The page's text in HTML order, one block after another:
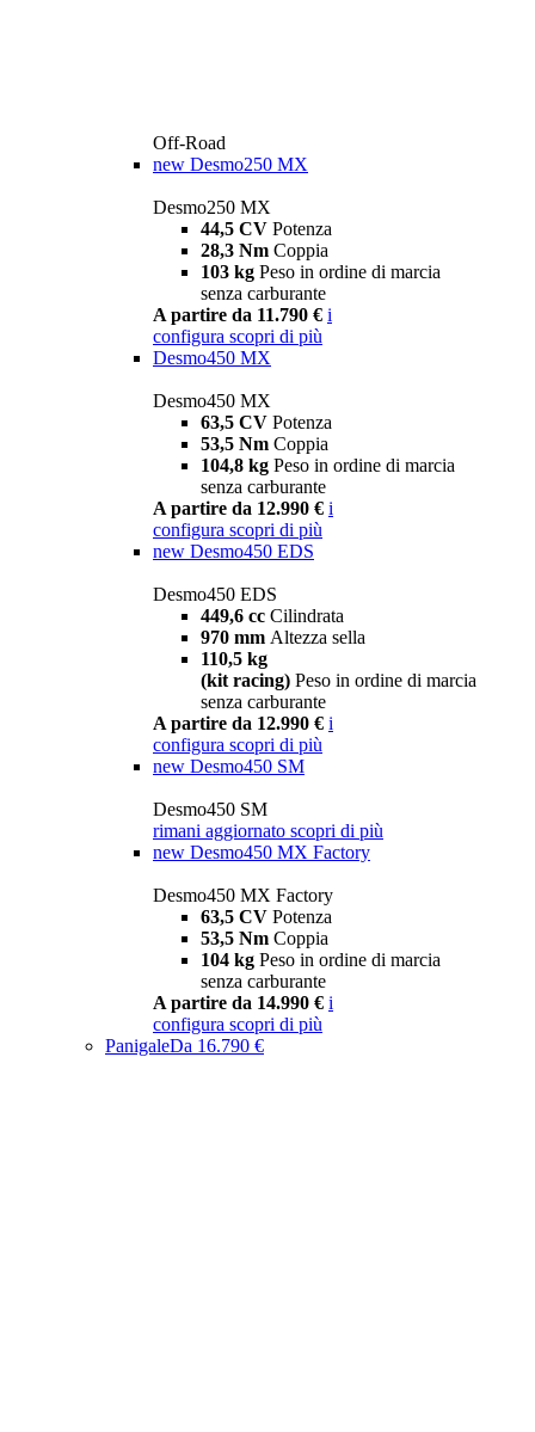
Off-Road
new Desmo250 MX
Desmo250 MX
44,5 CV Potenza
28,3 Nm Coppia
103 kg Peso in ordine di marcia
senza carburante
A partire da 11.790 € i
configura scopri di più
Desmo450 MX
Desmo450 MX
63,5 CV Potenza
53,5 Nm Coppia
104,8 kg Peso in ordine di marcia
senza carburante
A partire da 12.990 € i
configura scopri di più
new Desmo450 EDS
Desmo450 EDS
449,6 cc Cilindrata
970 mm Altezza sella
110,5 kg
(kit racing) Peso in ordine di marcia
senza carburante
A partire da 12.990 € i
configura scopri di più
new Desmo450 SM
Desmo450 SM
rimani aggiornato scopri di più
new Desmo450 MX Factory
Desmo450 MX Factory
63,5 CV Potenza
53,5 Nm Coppia
104 kg Peso in ordine di marcia
senza carburante
A partire da 14.990 € i
configura scopri di più
PanigaleDa 16.790 €